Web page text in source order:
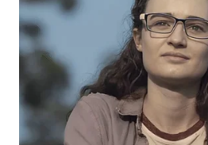
PADANG
LAWAS
WN
SUMEDANG